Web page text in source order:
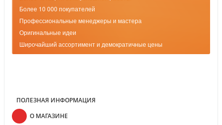
Более 10 000 покупателей
Профессиональные менеджеры и мастера
Оригинальные идеи
Широчайший ассортимент и демократичные цены
ПОЛЕЗНАЯ ИНФОРМАЦИЯ
О МАГАЗИНЕ